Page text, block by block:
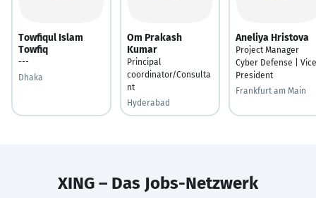
Towfiqul Islam
Towfiq
---
Dhaka
Om Prakash
Kumar
Principal
coordinator/Consulta
nt
Hyderabad
Aneliya Hristova
Project Manager
Cyber Defense | Vice
President
Frankfurt am Main
XING – Das Jobs-Netzwerk